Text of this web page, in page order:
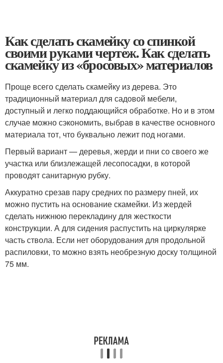
Как сделать скамейку со спинкой
своими руками чертеж. Как сделать
скамейку из «бросовых» материалов
Проще всего сделать скамейку из дерева. Это
традиционный материал для садовой мебели,
доступный и легко поддающийся обработке. Но и в этом
случае можно сэкономить, выбрав в качестве основного
материала тот, что буквально лежит под ногами.
Первый вариант — деревья, жерди и пни со своего же
участка или близлежащей лесопосадки, в которой
проводят санитарную рубку.
Аккуратно срезав пару средних по размеру пней, их
можно пустить на основание скамейки. Из жердей
сделать нижнюю перекладину для жесткости
конструкции. А для сидения распустить на циркулярке
часть ствола. Если нет оборудования для продольной
распиловки, то можно взять необрезную доску толщиной
75 мм.